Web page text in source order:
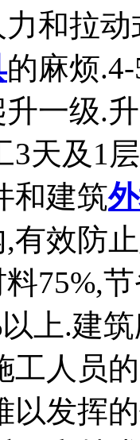
和拉
的麻烦
一级.
3天及1
和建筑
有效防
75%,
上.建
工人员
以发挥